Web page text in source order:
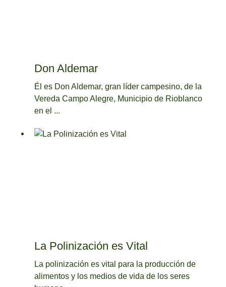
Don Aldemar
Él es Don Aldemar, gran líder campesino, de la
Vereda Campo Alegre, Municipio de Rioblanco
en el ...
La Polinización es Vital
La polinización es vital para la producción de
alimentos y los medios de vida de los seres